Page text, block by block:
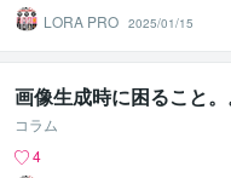
LORA PRO 2025/01/15
画像生成時に困ること。
コラム
4